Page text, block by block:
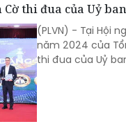
Cờ thi đua của Uỷ
(PLVN) - Tại Hội
năm 2024 của
thi đua của Uỷ